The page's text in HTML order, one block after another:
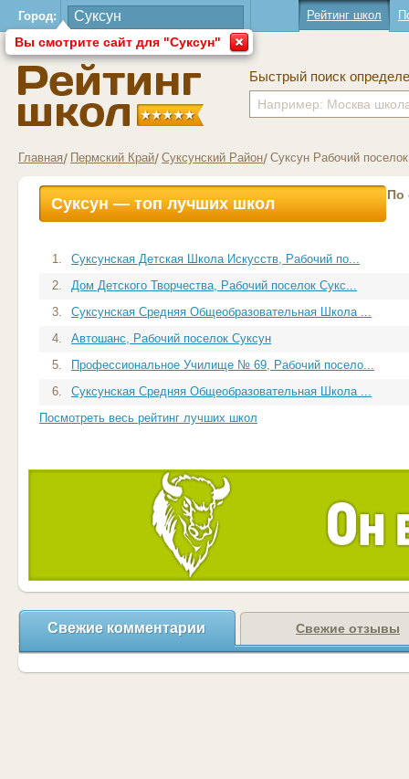
Город:
Вы смотрите сайт для "Суксун"
Рейтинг школ
Быстрый поиск
Главная Пермский Край Суксунский Район Суксун Рабочий поселок
Суксун — топ лучших школ По
1.
Суксунская Детская Школа Искусств, Рабочий по...
2.
Дом Детского Творчества, Рабочий поселок Сукс...
3.
Суксунская Средняя Общеобразовательная Школа ...
4.
Автошанс, Рабочий поселок Суксун
5.
Профессиональное Училище № 69, Рабочий посело...
6.
Суксунская Средняя Общеобразовательная Школа ...
Посмотреть весь рейтинг лучших школ
Свежие комментарии Свежие отзывы